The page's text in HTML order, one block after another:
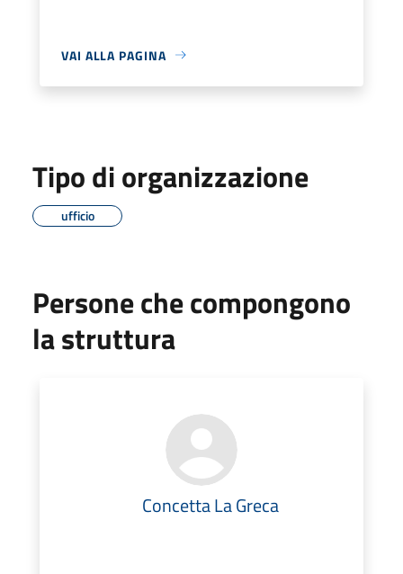
VAI ALLA PAGINA
Tipo di organizzazione
ufficio
Persone che compongono
la struttura
Concetta La Greca